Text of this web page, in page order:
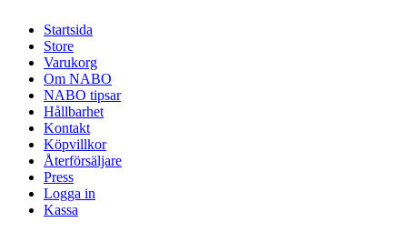
Startsida
Store
Varukorg
Om NABO
NABO tipsar
Hållbarhet
Kontakt
Köpvillkor
Återförsäljare
Press
Logga in
Kassa